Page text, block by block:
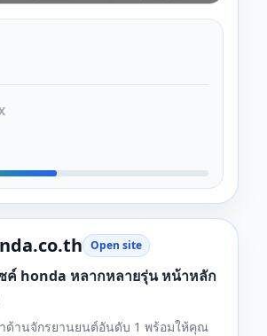
Open site
ค์ honda หลากหลายรุ่น หน้าหลัก
ด้านจักรยานยนต์อันดับ 1 พร้อมให้คุณ